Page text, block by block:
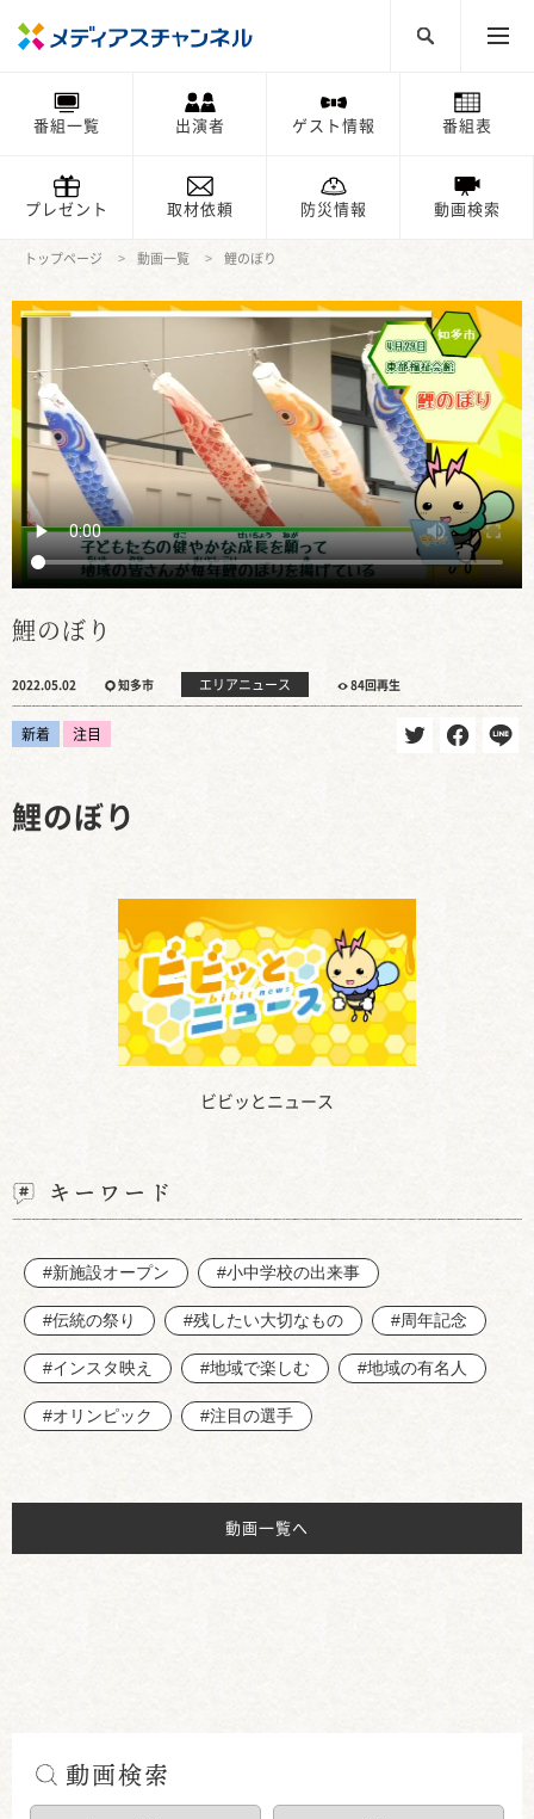
番組一覧 出演者 ゲスト情報 番組表
プレゼント 取材依頼 防災情報 動画検索
トップページ 動画一覧 鯉のぼり
鯉のぼり
2022.05.02 知多市 エリアニュース 84回再生
新着 注目
ビビッとニュース
鯉のぼり
キーワード
#新施設オープン #小中学校の出来事
#伝統の祭り #残したい大切なもの #周年記念
#インスタ映え #地域で楽しむ #地域の有名人
#オリンピック #注目の選手
動画一覧へ
動画検索